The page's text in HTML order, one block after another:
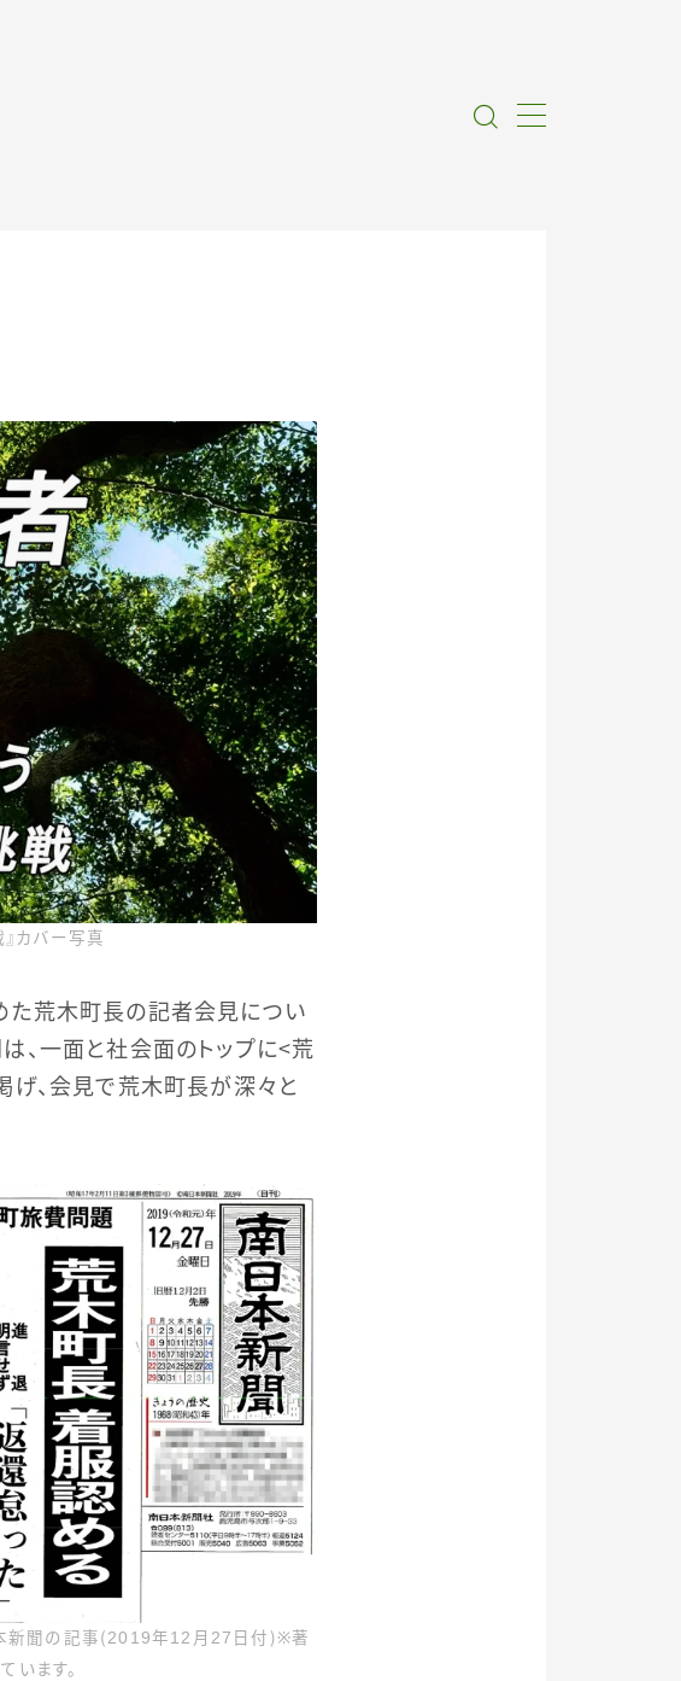
カバー写真
た荒木町長の記者会見につい
、一面と社会面のトップに＜荒
げ、会見で荒木町長が深々と
聞の記事（2019年12月27日付）※著
います。